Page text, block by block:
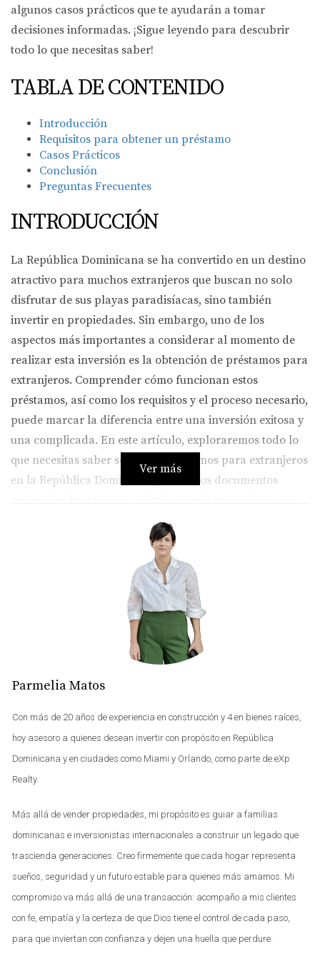
algunos casos prácticos que te ayudarán a tomar
decisiones informadas. ¡Sigue leyendo para descubrir
todo lo que necesitas saber!
TABLA DE CONTENIDO
Introducción
Requisitos para obtener un préstamo
Casos Prácticos
Conclusión
Preguntas Frecuentes
INTRODUCCIÓN
La República Dominicana se ha convertido en un destino
atractivo para muchos extranjeros que buscan no solo
disfrutar de sus playas paradisíacas, sino también
invertir en propiedades. Sin embargo, uno de los
aspectos más importantes a considerar al momento de
realizar esta inversión es la obtención de préstamos para
extranjeros. Comprender cómo funcionan estos
préstamos, así como los requisitos y el proceso necesario,
puede marcar la diferencia entre una inversión exitosa y
una complicada. En este artículo, exploraremos todo lo
que necesitas saber sobre los préstamos para extranjeros
en la República Dominicana, desde los documentos
REQUISITOS PARA OBTENER UN
Para acceder a un préstamo en la República Dominicana
como extranjero, hay varios requisitos básicos que debes
cumplir. Estos requisitos son esenciales para garantizar
que el banco o entidad financiera pueda evaluar tu
capacidad crediticia y la viabilidad de tu inversión. A
importantes:
Documentación Personal
Es fundamental presentar una identificación válida, ya
documento servirá para verificar tu identidad y
nacionalidad.
Comprobantes de Ingresos
Los bancos requieren evidencia de tus ingresos regulares.
Esto puede incluir recibos de salario, estados de cuenta
bancarios o cualquier otro documento que demuestre tu
Ver más
Parmelia Matos
Con más de 20 años de experiencia en construcción y 4 en bienes raíces,
hoy asesoro a quienes desean invertir con propósito en República
Dominicana y en ciudades como Miami y Orlando, como parte de eXp
Realty.
Más allá de vender propiedades, mi propósito es guiar a familias
dominicanas e inversionistas internacionales a construir un legado que
trascienda generaciones. Creo firmemente que cada hogar representa
sueños, seguridad y un futuro estable para quienes más amamos. Mi
compromiso va más allá de una transacción: acompaño a mis clientes
con fe, empatía y la certeza de que Dios tiene el control de cada paso,
para que inviertan con confianza y dejen una huella que perdure.